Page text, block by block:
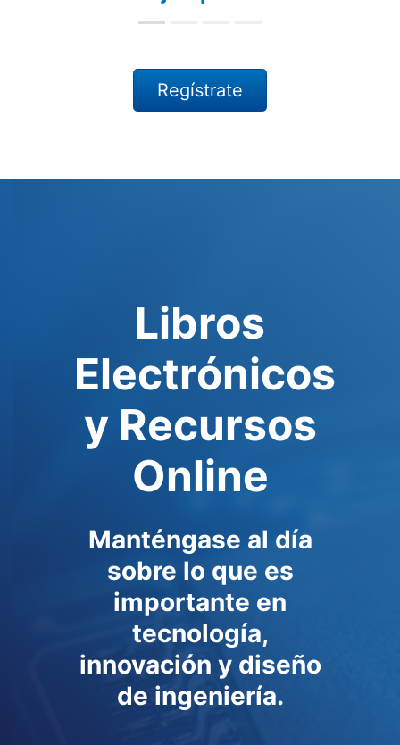
Regístrate
Libros
Electrónicos
y Recursos
Online
Manténgase al día
sobre lo que es
importante en
tecnología,
innovación y diseño
de ingeniería.